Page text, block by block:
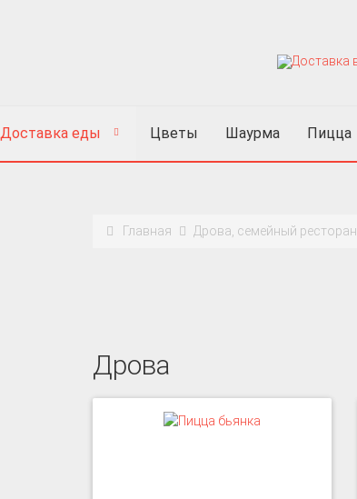
Доставка еды Цветы Шаурма Пицца
Главная Дрова, семейный ресторан
Дрова